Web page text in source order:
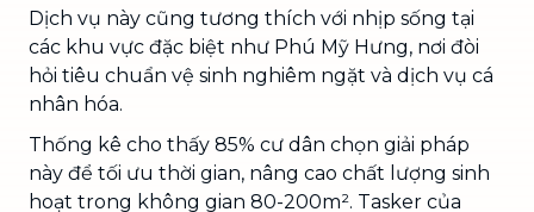
Dịch vụ này cũng tương thích với nhịp sống tại
các khu vực đặc biệt như Phú Mỹ Hưng, nơi đòi
hỏi tiêu chuẩn vệ sinh nghiêm ngặt và dịch vụ cá
nhân hóa.
Thống kê cho thấy 85% cư dân chọn giải pháp
này để tối ưu thời gian, nâng cao chất lượng sinh
hoạt trong không gian 80-200m². Tasker của